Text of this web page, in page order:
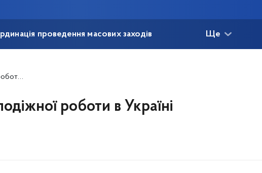
проведення масових заходів Ще
роботи в Україні